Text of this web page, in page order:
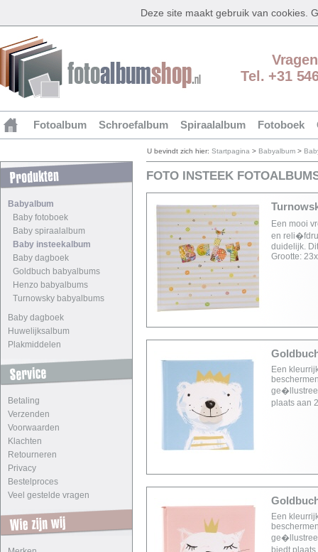
Deze site maakt gebruik van cookies.
Tel. +31
Fotoalbum Schroefalbum Spiraalalbum Fotoboek
Babyalbum
Baby fotoboek
Baby spiraalalbum
Baby insteekalbum
Baby dagboek
Goldbuch babyalbums
Henzo babyalbums
Turnowsky babyalbums
Baby dagboek
Huwelijksalbum
Plakmiddelen
Betaling
Verzenden
Voorwaarden
Klachten
Retourneren
Privacy
Bestelproces
Veel gestelde vragen
U bevindt zich hier: Startpagina > Babyalbum >
FOTO INSTEEK
Een mooi
en
duidelijk.
Grootte:
Een
plaats aan
Een
biedt